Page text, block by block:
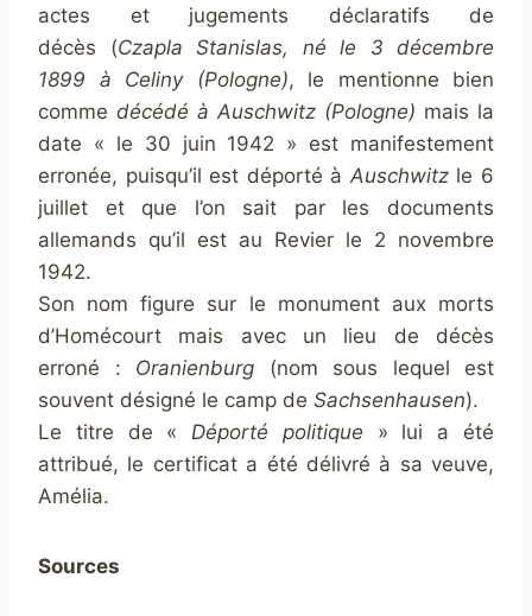
actes et jugements déclaratifs de
décès (Czapla Stanislas, né le 3 décembre
1899 à Celiny (Pologne), le mentionne bien
comme décédé à Auschwitz (Pologne) mais la
date « le 30 juin 1942 » est manifestement
erronée, puisqu’il est déporté à Auschwitzle 6
juillet et que l’on sait par les documents
allemands qu’il est au Revier le 2 novembre
1942.
Son nom figure sur le monument aux morts
d’Homécourt mais avec un lieu de décès
erroné : Oranienburg (nom sous lequel est
souvent désigné le camp de Sachsenhausen).
Le titre de « Déporté politique » lui a été
attribué, le certificat a été délivré à sa veuve,
Amélia.
Sources